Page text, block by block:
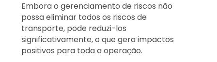
Embora o gerenciamento de riscos não
possa eliminar todos os riscos de
transporte, pode reduzi-los
significativamente, o que gera impactos
positivos para toda a operação.